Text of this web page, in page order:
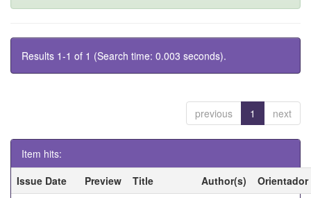
Results 1-1 of 1 (Search time: 0.003 seconds).
previous 1 next
Item hits:
Issue Date
Preview Title Author(s)
Orientador